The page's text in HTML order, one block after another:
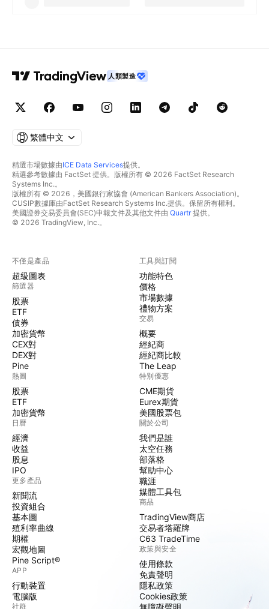
人類製造
繁體中文
精選市場數據由ICE Data Services提供。
精選參考數據由 FactSet 提供。版權所有 © 2026 FactSet Research
Systems Inc.。
版權所有 © 2026，美國銀行家協會 (American Bankers Association)。
CUSIP數據庫由FactSet Research Systems Inc.提供。保留所有權利。
美國證券交易委員會(SEC)申報文件及其他文件由 Quartr提供。
© 2026 TradingView, Inc.。
不僅是產品
超級圖表
篩選器
股票
ETF
債券
加密貨幣
CEX對
DEX對
Pine
熱圖
股票
ETF
加密貨幣
日曆
經濟
收益
股息
IPO
更多產品
新聞流
投資組合
基本圖
殖利率曲線
期權
宏觀地圖
Pine Script®
APP
行動裝置
電腦版
社群
工具與訂閱
功能特色
價格
市場數據
禮物方案
交易
概要
經紀商
經紀商比較
The Leap
特別優惠
CME期貨
Eurex期貨
美國股票包
關於公司
我們是誰
太空任務
部落格
幫助中心
職涯
媒體工具包
商品
TradingView商店
交易者塔羅牌
C63 TradeTime
政策與安全
使用條款
免責聲明
隱私政策
Cookies政策
無障礙聲明